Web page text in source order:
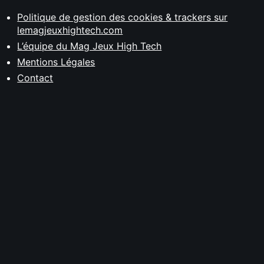
Politique de gestion des cookies & trackers sur
lemagjeuxhightech.com
L’équipe du Mag Jeux High Tech
Mentions Légales
Contact